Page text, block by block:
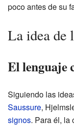
poco antes de su
La idea de
El lenguaje
Siguiendo las
Saussure,
signos. Para él, la